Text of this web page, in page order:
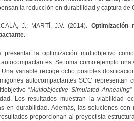
la reducción en durabilidad y captura de
J.; MARTÍ, J.V. (2014). Optimización
presentar la optimización multiobjetivo
Se toma como ejemplo
variable recoge ocho posibles
autocompactantes SCC representan
“Multiobjective Simulated Annealing
Los resultados muestran la viabilidad
en durabilidad. Además, las soluciones
proporcionan al proyectista